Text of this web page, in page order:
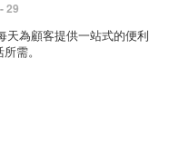
29
天為顧客提供一站式的便利
需。